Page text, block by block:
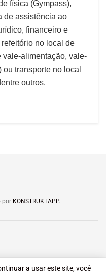
física (Gympass),
de assistência ao
financeiro e
no local de
alimentação, vale-
transporte no local
outros.
por KONSTRUKTAPP.
a usar este site, você